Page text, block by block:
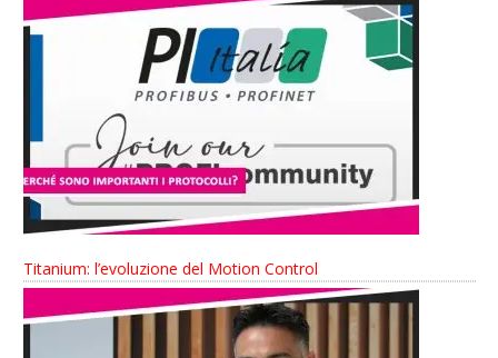
Titanium: l’evoluzione del Motion Control